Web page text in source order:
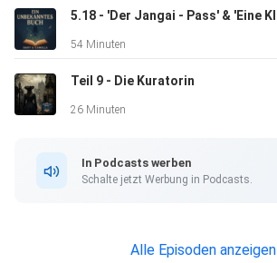
54 Minuten
Teil 9 - Die Kuratorin
26 Minuten
In Podcasts werben
Schalte jetzt Werbung in Podcasts.
Alle Episoden anzeigen